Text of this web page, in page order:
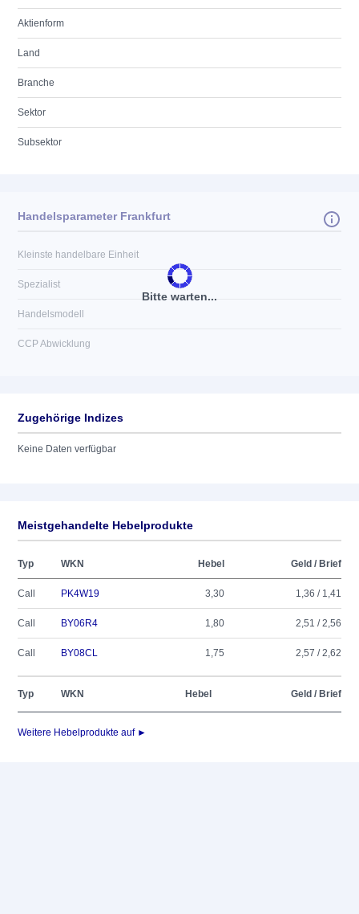
Aktienform
Land
Branche
Sektor
Subsektor
Bitte warten...
Handelsparameter Frankfurt
Kleinste handelbare Einheit
Spezialist
Handelsmodell
CCP Abwicklung
Zugehörige Indizes
Keine Daten verfügbar
Meistgehandelte Hebelprodukte
Typ WKN Hebel Geld / Brief
Call PK4W19 3,30 1,36 / 1,41
Call BY06R4 1,80 2,51 / 2,56
Call BY08CL 1,75 2,57 / 2,62
Typ WKN Hebel Geld / Brief
Weitere Hebelprodukte auf ►